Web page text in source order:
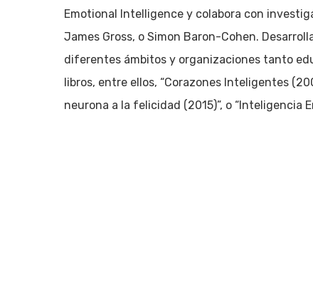
Emotional Intelligence y colabora con
James Gross, o Simon Baron-Cohen.
diferentes ámbitos y organizaciones tanto
libros, entre ellos, “Corazones Inteligentes
neurona a la felicidad (2015)”, o “Inteligencia